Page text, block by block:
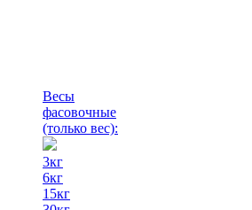
Весы
фасовочные
(только вес):
3кг
6кг
15кг